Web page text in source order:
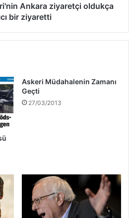
Ankara ziyaretçi oldukça
bir ziyaretti
Askeri Müdahalenin Zamanı
Geçti
27/03/2013